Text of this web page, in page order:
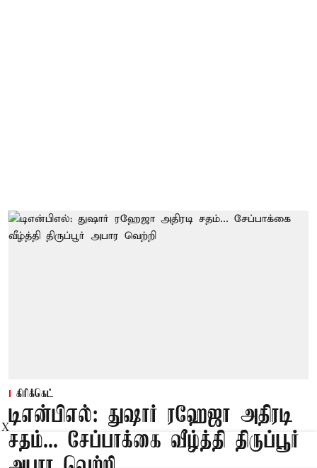
கிரிக்கெட்
டிஎன்பிஎல்: துஷார் ரஹேஜா அதிரடி
சதம்... சேப்பாக்கை வீழ்த்தி திருப்பூர்
X